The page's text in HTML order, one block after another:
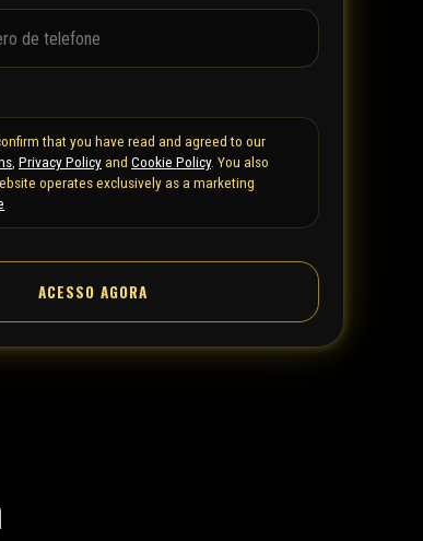
that you have read and agreed to our
Privacy Policyand Cookie Policy. You also
operates exclusively as a marketing
ACESSO AGORA